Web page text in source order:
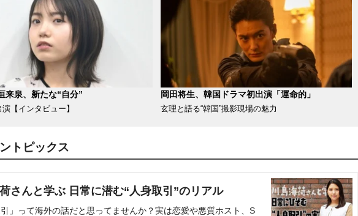
来泉、新たな“自分”
演【インタビュー】
岡田将生、韓国ドラマ初出演「運命的」
玄理と語る“韓国”撮影現場の魅力
トピックス
さんと学ぶ 日常に潜む“人身取引”のリアル
引」って海外の話だと思ってませんか？実は恋愛や悪質ホスト、S